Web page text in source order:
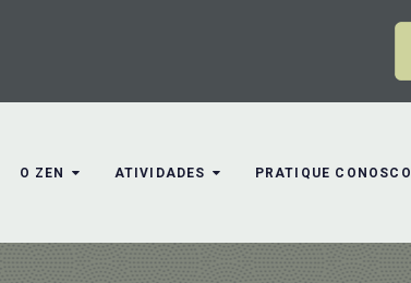
O ZEN ATIVIDADES PRATIQUE CONOSCO